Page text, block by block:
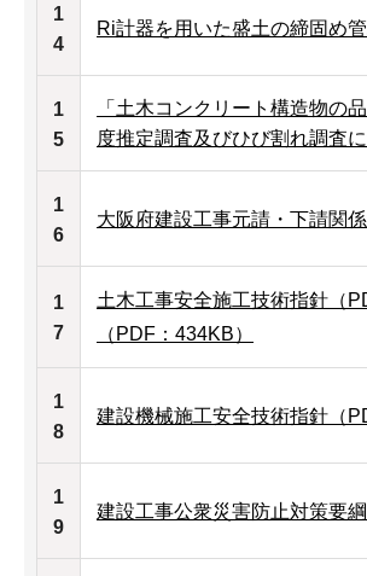
1
4
Ri計器を用いた盛土の締固め
1
5
「土木コンクリート構造物の
度推定調査及びひび割れ調査
1
6
大阪府建設工事元請・下請関
1
7
土木工事安全施工技術指針（
（PDF：434KB）
1
8
建設機械施工安全技術指針（
1
9
建設工事公衆災害防止対策要